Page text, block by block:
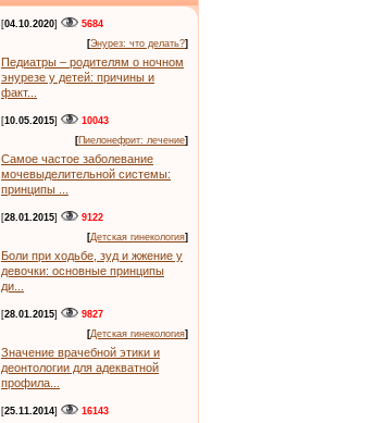
[04.10.2020]
5684
[Энурез: что делать?]
Педиатры – родителям о ночном
энурезе у детей: причины и
факт...
[10.05.2015]
10043
[Пиелонефрит: лечение]
Самое частое заболевание
мочевыделительной системы:
принципы ...
[28.01.2015]
9122
[Детская гинекология]
Боли при ходьбе, зуд и жжение у
девочки: основные принципы
ди...
[28.01.2015]
9827
[Детская гинекология]
Значение врачебной этики и
деонтологии для адекватной
профила...
[25.11.2014]
16143